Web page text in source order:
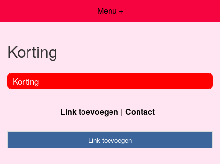
Menu +
Korting
Korting
Link toevoegen Contact
Link toevoegen